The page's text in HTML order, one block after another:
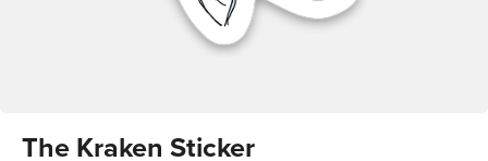
The Kraken Sticker